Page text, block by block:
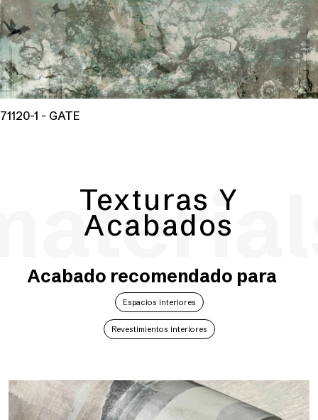
71120-1 - GATE
Texturas Y
Acabados
Acabado recomendado para
Espacios interiores
Revestimientos interiores